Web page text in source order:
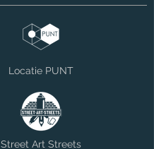
Locatie PUNT
Street Art Streets